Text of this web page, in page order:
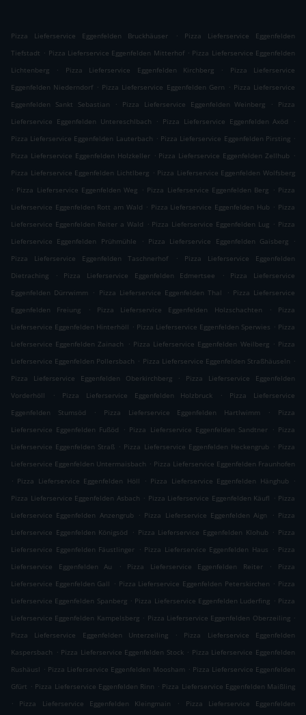
Pizza Lieferservice Eggenfelden Bruckhäuser .
Pizza Lieferservice Eggenfelden
Tiefstadt . Pizza Lieferservice Eggenfelden Mitterhof . Pizza Lieferservice Eggenfelden
Lichtenberg
. Pizza Lieferservice Eggenfelden Kirchberg .
Pizza Lieferservice
Eggenfelden Niederndorf . Pizza Lieferservice Eggenfelden Gern . Pizza Lieferservice
Eggenfelden Sankt Sebastian
. Pizza Lieferservice Eggenfelden Weinberg .
Pizza
Lieferservice Eggenfelden Untereschlbach
. Pizza Lieferservice Eggenfelden Axöd
.
Pizza Lieferservice Eggenfelden Lauterbach . Pizza Lieferservice Eggenfelden Pirsting .
Pizza Lieferservice Eggenfelden Holzkeller . Pizza Lieferservice Eggenfelden Zellhub .
Pizza Lieferservice Eggenfelden Lichtlberg . Pizza Lieferservice Eggenfelden Wolfsberg
. Pizza Lieferservice Eggenfelden Weg . Pizza Lieferservice Eggenfelden Berg . Pizza
Lieferservice Eggenfelden Rott am Wald . Pizza Lieferservice Eggenfelden Hub . Pizza
Lieferservice Eggenfelden Reiter a Wald . Pizza Lieferservice Eggenfelden Lug . Pizza
Lieferservice Eggenfelden Prühmühle
. Pizza Lieferservice Eggenfelden Gaisberg
.
Pizza Lieferservice Eggenfelden Taschnerhof
.
Pizza Lieferservice Eggenfelden
Dietraching
. Pizza Lieferservice Eggenfelden Edmertsee .
Pizza Lieferservice
Eggenfelden Dürrwimm
. Pizza Lieferservice Eggenfelden Thal . Pizza Lieferservice
Eggenfelden Freiung
. Pizza Lieferservice Eggenfelden Holzschachten .
Pizza
Lieferservice Eggenfelden Hinterhöll . Pizza Lieferservice Eggenfelden Sperwies . Pizza
Lieferservice Eggenfelden Zainach
. Pizza Lieferservice Eggenfelden Weilberg . Pizza
Lieferservice Eggenfelden Pollersbach . Pizza Lieferservice Eggenfelden Straßhäuseln .
Pizza Lieferservice Eggenfelden Oberkirchberg
.
Pizza Lieferservice Eggenfelden
Vorderhöll
. Pizza Lieferservice Eggenfelden Holzbruck .
Pizza Lieferservice
Eggenfelden Stumsöd
. Pizza Lieferservice Eggenfelden Hartlwimm .
Pizza
Lieferservice Eggenfelden Fußöd
. Pizza Lieferservice Eggenfelden Sandtner . Pizza
Lieferservice Eggenfelden Straß . Pizza Lieferservice Eggenfelden Heckengrub . Pizza
Lieferservice Eggenfelden Untermaisbach . Pizza Lieferservice Eggenfelden Fraunhofen
. Pizza Lieferservice Eggenfelden Höll . Pizza Lieferservice Eggenfelden Hänghub
.
Pizza Lieferservice Eggenfelden Asbach . Pizza Lieferservice Eggenfelden Käufl . Pizza
Lieferservice Eggenfelden Anzengrub
. Pizza Lieferservice Eggenfelden Aign . Pizza
Lieferservice Eggenfelden Königsöd
. Pizza Lieferservice Eggenfelden Klohub . Pizza
Lieferservice Eggenfelden Fäustlinger . Pizza Lieferservice Eggenfelden Haus . Pizza
Lieferservice Eggenfelden Au
. Pizza Lieferservice Eggenfelden Reiter .
Pizza
Lieferservice Eggenfelden Gall . Pizza Lieferservice Eggenfelden Peterskirchen . Pizza
Lieferservice Eggenfelden Spanberg . Pizza Lieferservice Eggenfelden Luderfing . Pizza
Lieferservice Eggenfelden Kampelsberg . Pizza Lieferservice Eggenfelden Oberzeiling .
Pizza Lieferservice Eggenfelden Unterzeiling
.
Pizza Lieferservice Eggenfelden
Kaspersbach . Pizza Lieferservice Eggenfelden Stock . Pizza Lieferservice Eggenfelden
Rushäusl . Pizza Lieferservice Eggenfelden Moosham . Pizza Lieferservice Eggenfelden
Gfürt . Pizza Lieferservice Eggenfelden Rinn . Pizza Lieferservice Eggenfelden Maißling
.
Pizza Lieferservice Eggenfelden Kleingmain .
Pizza Lieferservice Eggenfelden